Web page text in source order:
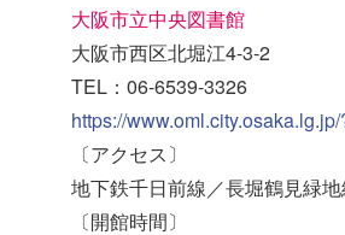
大阪市立中央図書館
大阪市西区北堀江4-3-2
TEL：06-6539-3326
https://
〔アクセス〕
地下鉄千日前線／長堀鶴見緑
〔開館時間〕